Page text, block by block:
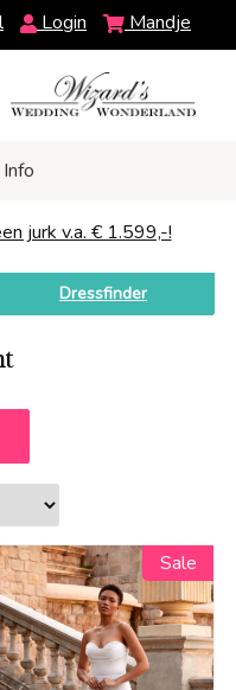
Login Mandje
jurk v.a. € 1.599,-!
Dressfinder
Sale
Sale